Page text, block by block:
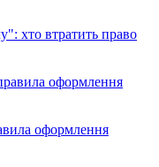
хто втратить право
оформлення